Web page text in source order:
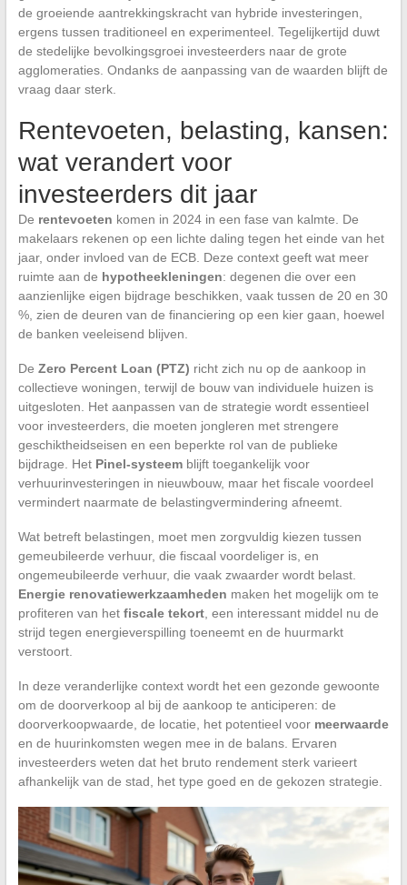
de groeiende aantrekkingskracht van hybride investeringen,
ergens tussen traditioneel en experimenteel. Tegelijkertijd duwt
de stedelijke bevolkingsgroei investeerders naar de grote
agglomeraties. Ondanks de aanpassing van de waarden blijft de
vraag daar sterk.
Rentevoeten, belasting, kansen:
wat verandert voor
investeerders dit jaar
De rentevoeten komen in 2024 in een fase van kalmte. De
makelaars rekenen op een lichte daling tegen het einde van het
jaar, onder invloed van de ECB. Deze context geeft wat meer
ruimte aan de hypotheekleningen: degenen die over een
aanzienlijke eigen bijdrage beschikken, vaak tussen de 20 en 30
%, zien de deuren van de financiering op een kier gaan, hoewel
de banken veeleisend blijven.
De Zero Percent Loan (PTZ) richt zich nu op de aankoop in
collectieve woningen, terwijl de bouw van individuele huizen is
uitgesloten. Het aanpassen van de strategie wordt essentieel
voor investeerders, die moeten jongleren met strengere
geschiktheidseisen en een beperkte rol van de publieke
bijdrage. Het Pinel-systeemblijft toegankelijk voor
verhuurinvesteringen in nieuwbouw, maar het fiscale voordeel
vermindert naarmate de belastingvermindering afneemt.
Wat betreft belastingen, moet men zorgvuldig kiezen tussen
gemeubileerde verhuur, die fiscaal voordeliger is, en
ongemeubileerde verhuur, die vaak zwaarder wordt belast.
Energie renovatiewerkzaamheden maken het mogelijk om te
profiteren van het fiscale tekort, een interessant middel nu de
strijd tegen energieverspilling toeneemt en de huurmarkt
verstoort.
In deze veranderlijke context wordt het een gezonde gewoonte
om de doorverkoop al bij de aankoop te anticiperen: de
doorverkoopwaarde, de locatie, het potentieel voor meerwaarde
en de huurinkomsten wegen mee in de balans. Ervaren
investeerders weten dat het bruto rendement sterk varieert
afhankelijk van de stad, het type goed en de gekozen strategie.